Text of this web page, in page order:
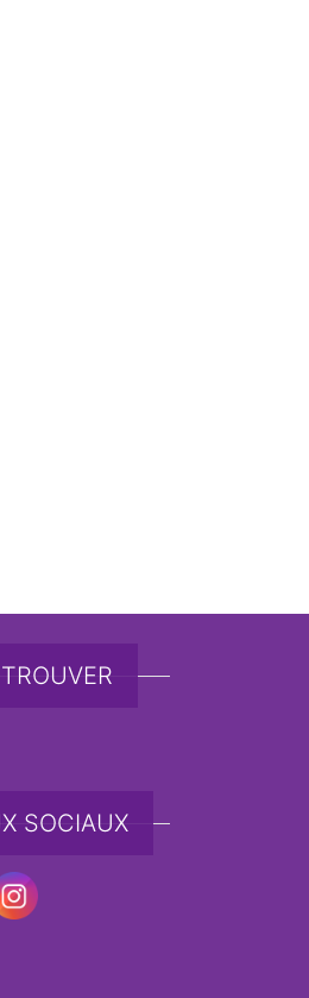
la page du produit
SOCIAUX